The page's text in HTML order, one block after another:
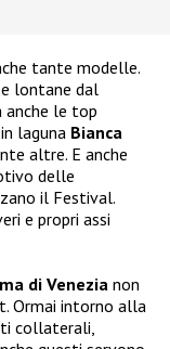
tante modelle.
e lontane dal
anche le top
laguna Bianca
altre. E anche
delle
il Festival.
e propri assi
di Venezia non
Ormai intorno alla
collaterali,